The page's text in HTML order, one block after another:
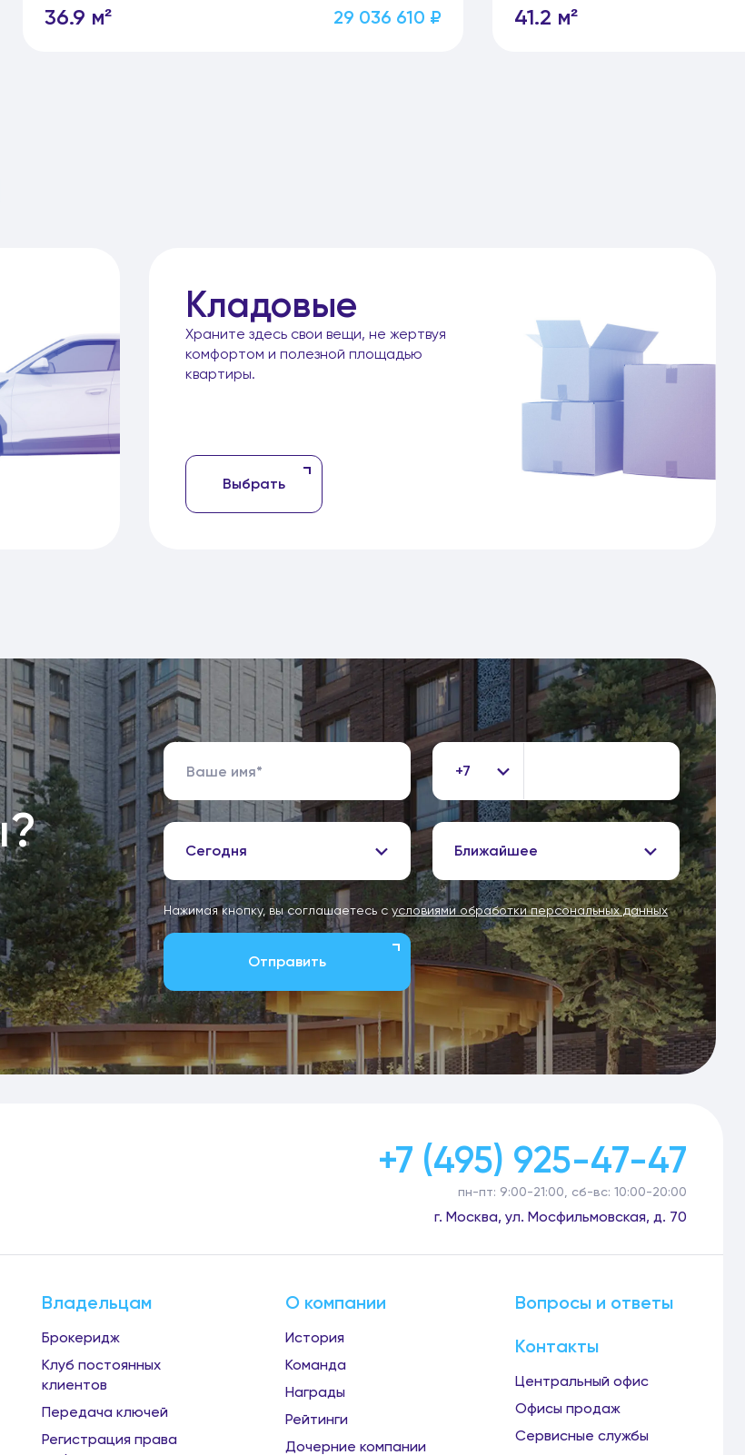
36.9 м² 29 036 610 ₽ 41.2 м²
Кладовые
Храните здесь свои вещи, не жертвуя
комфортом и полезной площадью
квартиры.
Выбрать
+7
Сегодня Ближайшее
Нажимая кнопку, вы соглашаетесь с условиями обработки персональных данных
Отправить
+7 (495) 925-47-47
пн-пт: 9:00-21:00, сб-вс: 10:00-20:00
г. Москва, ул. Мосфильмовская, д. 70
Владельцам
Брокеридж
Клуб постоянных
клиентов
Передача ключей
Регистрация права
О компании
История
Команда
Награды
Рейтинги
Дочерние компании
Вопросы и ответы
Контакты
Центральный офис
Офисы продаж
Сервисные службы